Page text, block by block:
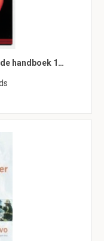
handboek 1…